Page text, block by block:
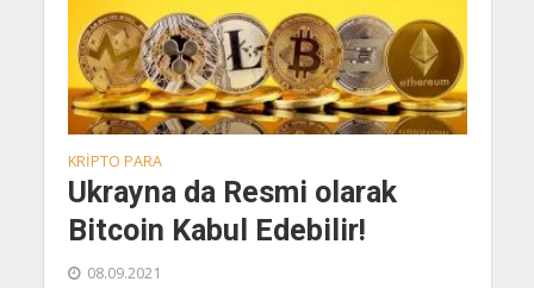
KRIPTO PARA
Ukrayna da Resmi olarak
Bitcoin Kabul Edebilir!
08.09.2021